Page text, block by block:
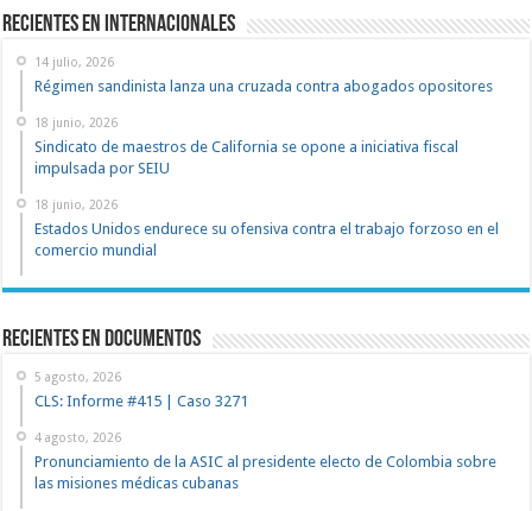
Recientes en Internacionales
14 julio, 2026
Régimen sandinista lanza una cruzada contra abogados opositores
18 junio, 2026
Sindicato de maestros de California se opone a iniciativa fiscal
impulsada por SEIU
18 junio, 2026
Estados Unidos endurece su ofensiva contra el trabajo forzoso en el
comercio mundial
recientes en documentos
5 agosto, 2026
CLS: Informe #415 | Caso 3271
4 agosto, 2026
Pronunciamiento de la ASIC al presidente electo de Colombia sobre
las misiones médicas cubanas